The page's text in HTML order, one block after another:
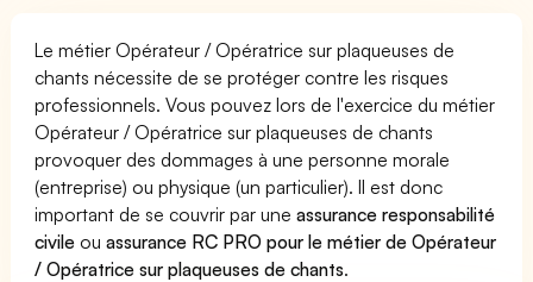
Le métier Opérateur / Opératrice sur plaqueuses de
chants nécessite de se protéger contre les risques
professionnels. Vous pouvez lors de l'exercice du métier
Opérateur / Opératrice sur plaqueuses de chants
provoquer des dommages à une personne morale
(entreprise) ou physique (un particulier). Il est donc
important de se couvrir par uneassurance responsabilité
civile ouassurance RC PRO pour le métier de Opérateur
/ Opératrice sur plaqueuses de chants.